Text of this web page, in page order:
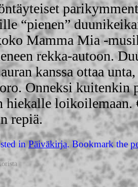
“pienen”
Mamma Mia -
rekka-autoon.
kanssa ottaa
Onneksi kuitenkin
hiekalle loikoilemaan.
repiä.
inPäiväkirja. Bookmark the